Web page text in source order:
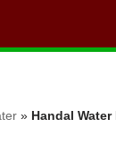
» Handal Water